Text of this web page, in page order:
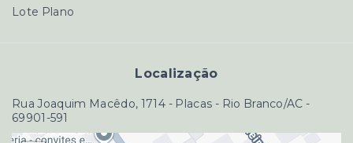
Lote Plano
Localização
Rua Joaquim Macêdo, 1714 - Placas - Rio Branco/AC -
69901-591